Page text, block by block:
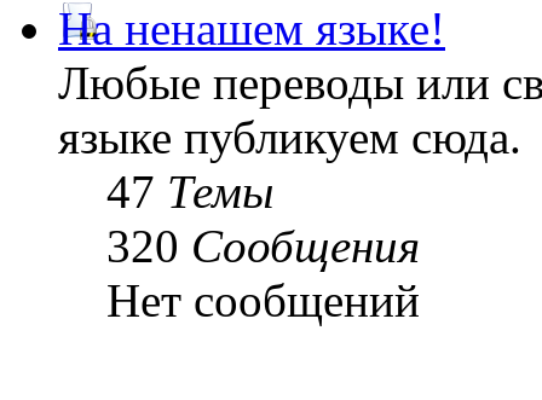
На ненашем языке!
Любые переводы или
языке публикуем сюда.
47 Темы
320 Сообщения
Нет сообщений